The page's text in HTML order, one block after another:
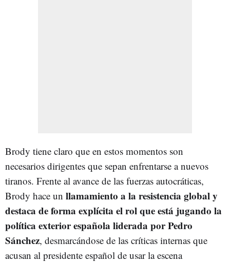
Brody tiene claro que en estos momentos son
necesarios dirigentes que sepan enfrentarse a nuevos
tiranos. Frente al avance de las fuerzas autocráticas,
Brody hace un llamamiento a la resistencia global y
destaca de forma explícita el rol que está jugando la
política exterior española liderada por Pedro
Sánchez, desmarcándose de las críticas internas que
acusan al presidente español de usar la escena